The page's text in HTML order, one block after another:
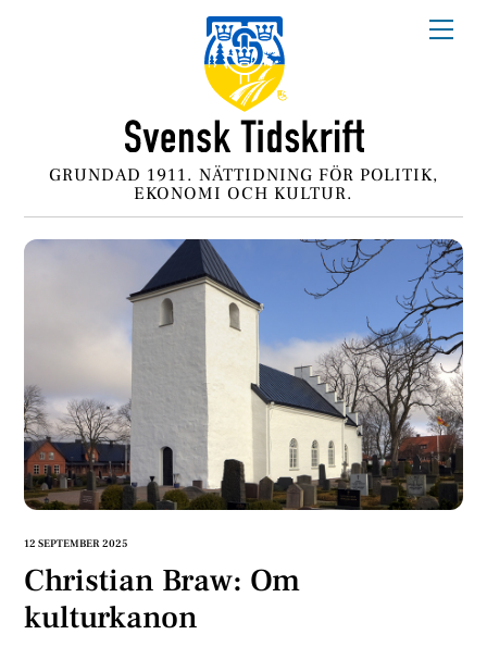
GRUNDAD 1911. NÄTTIDNING FÖR POLITIK,
EKONOMI OCH KULTUR.
12 SEPTEMBER 2025
Christian Braw: Om
kulturkanon